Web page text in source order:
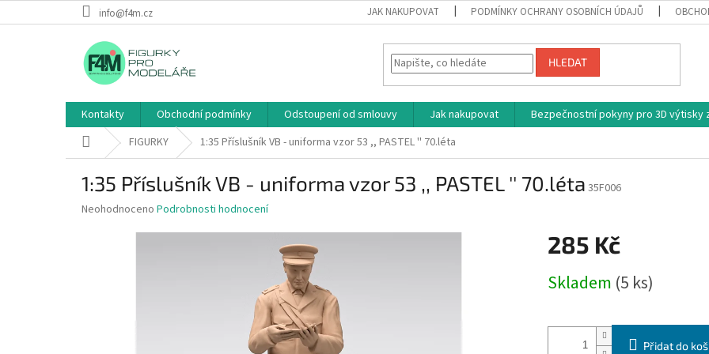
na
info@f4m.cz JAK NAKUPOVAT PODMÍNKY OCHRANY OSOBNÍCH ÚDAJŮ
HLEDAT
Kontakty Obchodní podmínky Odstoupení od smlouvy Jak nakupovat Bezpečnostní pokyny pro 3D výtisky
Domů FIGURKY 1:35 Příslušník VB - uniforma vzor 53 ,, PASTEL '' 70.léta
1:35 Příslušník VB - uniforma vzor 53 ,, PASTEL '' 70.léta 35F006
Průměrné
Neohodnoceno Podrobnosti hodnocení
285 Kč
cena:
Skladem (5 ks)
Přidat do